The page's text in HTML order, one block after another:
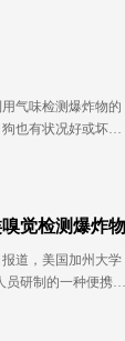
气味检测爆炸物的
也有状况好或坏的
觉检测爆炸物
道，美国加州大学
员研制的一种便携、